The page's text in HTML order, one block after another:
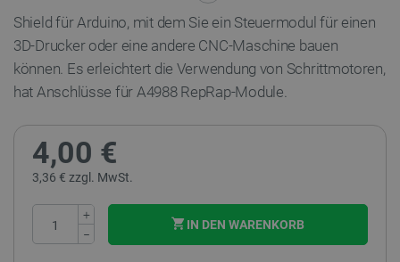
Shield für Arduino, mit dem Sie ein Steuermodul für einen
3D-Drucker oder eine andere CNC-Maschine bauen
können. Es erleichtert die Verwendung von Schrittmotoren,
hat Anschlüsse für A4988 RepRap-Module.
4,00 €
3,36 € zzgl. MwSt.
+
−
IN DEN WARENKORB